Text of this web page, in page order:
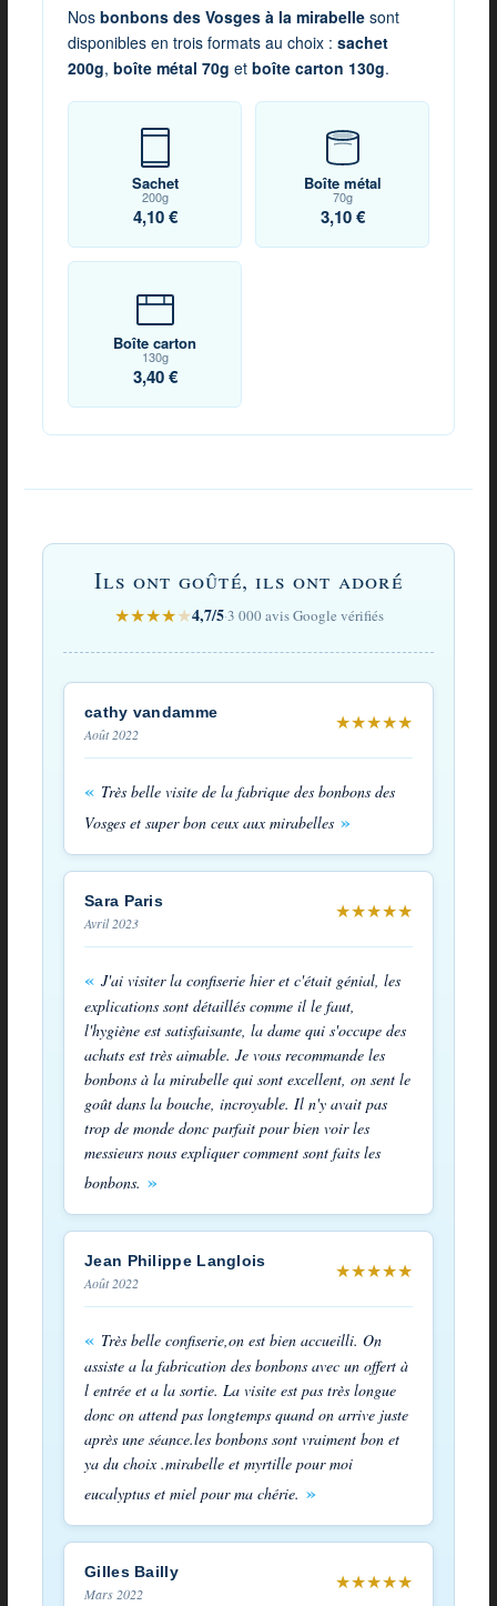
Nos bonbons des Vosges à la mirabelle sont
disponibles en trois formats au choix : sachet
200g, boîte métal 70g et boîte carton 130g.
Sachet
200g
4,10 €
Boîte métal
70g
3,10 €
Boîte carton
130g
3,40 €
Avis
Bonbons
des
Vosges
mirabelle
Ils ont goûté, ils ont adoré
★★★★★4,7/5·3 000 avis Google vérifiés
cathy vandamme
Août 2022
★★★★★
Très belle visite de la fabrique des bonbons des
Vosges et super bon ceux aux mirabelles
Sara Paris
Avril 2023
★★★★★
J'ai visiter la confiserie hier et c'était génial, les
explications sont détaillés comme il le faut,
l'hygiène est satisfaisante, la dame qui s'occupe des
achats est très aimable. Je vous recommande les
bonbons à la mirabelle qui sont excellent, on sent le
goût dans la bouche, incroyable. Il n'y avait pas
trop de monde donc parfait pour bien voir les
messieurs nous expliquer comment sont faits les
bonbons.
Jean Philippe Langlois
Août 2022
★★★★★
Très belle confiserie,on est bien accueilli. On
assiste a la fabrication des bonbons avec un offert à
l entrée et a la sortie. La visite est pas très longue
donc on attend pas longtemps quand on arrive juste
après une séance.les bonbons sont vraiment bon et
ya du choix .mirabelle et myrtille pour moi
eucalyptus et miel pour ma chérie.
Gilles Bailly
Mars 2022
★★★★★